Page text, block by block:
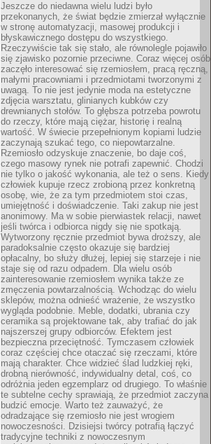
Jeszcze do niedawna wielu ludzi było
przekonanych, że świat będzie zmierzał wyłącznie
w stronę automatyzacji, masowej produkcji i
błyskawicznego dostępu do wszystkiego.
Rzeczywiście tak się stało, ale równolegle pojawiło
się zjawisko pozornie przeciwne. Coraz więcej osób
zaczęło interesować się rzemiosłem, pracą ręczną,
małymi pracowniami i przedmiotami tworzonymi z
uwagą. To nie jest jedynie moda na estetyczne
zdjęcia warsztatu, glinianych kubków czy
drewnianych stołów. To głębsza potrzeba powrotu
do rzeczy, które mają ciężar, historię i realną
wartość. W świecie przepełnionym kopiami ludzie
zaczynają szukać tego, co niepowtarzalne.
Rzemiosło odzyskuje znaczenie, bo daje coś,
czego masowy rynek nie potrafi zapewnić. Chodzi
nie tylko o jakość wykonania, ale też o sens. Kiedy
człowiek kupuje rzecz zrobioną przez konkretną
osobę, wie, że za tym przedmiotem stoi czas,
umiejętność i doświadczenie. Taki zakup nie jest
anonimowy. Ma w sobie pierwiastek relacji, nawet
jeśli twórca i odbiorca nigdy się nie spotkają.
Wytworzony ręcznie przedmiot bywa droższy, ale
paradoksalnie często okazuje się bardziej
opłacalny, bo służy dłużej, lepiej się starzeje i nie
staje się od razu odpadem. Dla wielu osób
zainteresowanie rzemiosłem wynika także ze
zmęczenia powtarzalnością. Wchodząc do wielu
sklepów, można odnieść wrażenie, że wszystko
wygląda podobnie. Meble, dodatki, ubrania czy
ceramika są projektowane tak, aby trafiać do jak
najszerszej grupy odbiorców. Efektem jest
bezpieczna przeciętność. Tymczasem człowiek
coraz częściej chce otaczać się rzeczami, które
mają charakter. Chce widzieć ślad ludzkiej ręki,
drobną nierówność, indywidualny detal, coś, co
odróżnia jeden egzemplarz od drugiego. To właśnie
te subtelne cechy sprawiają, że przedmiot zaczyna
budzić emocje. Warto też zauważyć, że
odradzające się rzemiosło nie jest wrogiem
nowoczesności. Dzisiejsi twórcy potrafią łączyć
tradycyjne techniki z nowoczesnym